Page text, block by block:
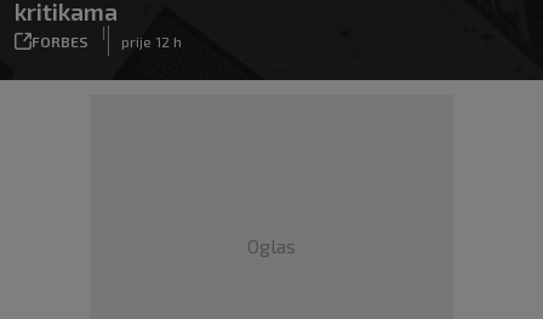
kritikama
FORBES
|
prije 12 h
Oglas